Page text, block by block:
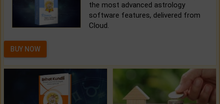
the most advanced astrology
software features, delivered from
Cloud.
BUY NOW